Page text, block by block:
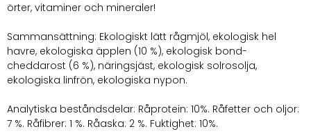
örter, vitaminer och mineraler!
Sammansättning: Ekologiskt lätt rågmjöl, ekologisk hel
havre, ekologiska äpplen (10 %), ekologisk bond-
cheddarost (6 %), näringsjäst, ekologisk solrosolja,
ekologiska linfrön, ekologiska nypon.
Analytiska beståndsdelar: Råprotein: 10%. Råfetter och oljor:
7 %. Råfibrer: 1 %. Råaska: 2 %. Fuktighet: 10%.